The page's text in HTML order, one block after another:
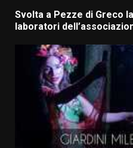
Svolta a Pezze di Greco
laboratori